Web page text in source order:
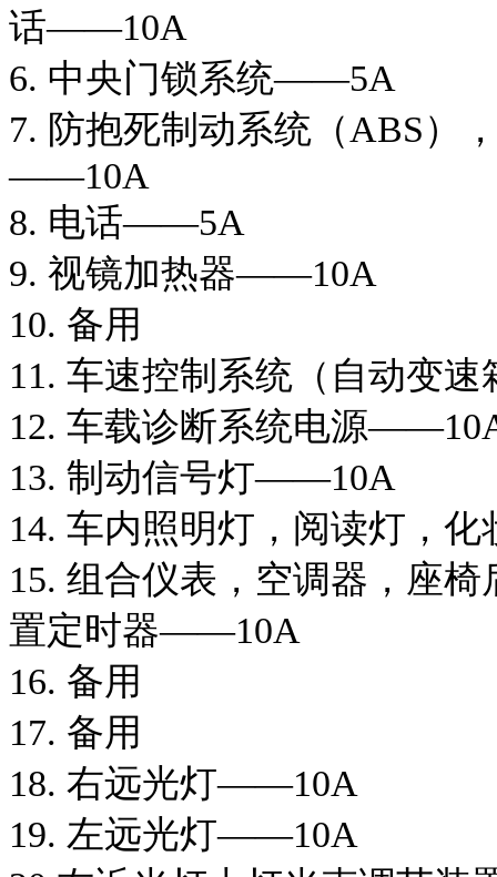
话——10A
6. 中央门锁系统——5A
7. 防抱死制动系统（ABS）
——10A
8. 电话——5A
9. 视镜加热器——10A
10. 备用
11. 车速控制系统（自动变
12. 车载诊断系统电源
13. 制动信号灯——10A
14. 车内照明灯，阅读灯，
15. 组合仪表，空调器，座
置定时器——10A
16. 备用
17. 备用
18. 右远光灯——10A
19. 左远光灯——10A